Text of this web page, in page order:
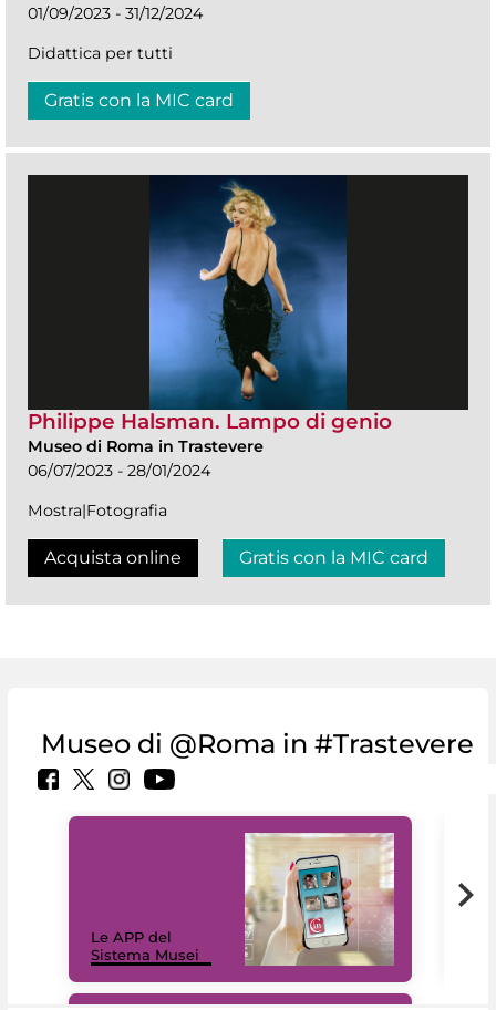
01/09/2023 - 31/12/2024
Didattica per tutti
Gratis con la MIC card
Philippe Halsman. Lampo di genio
Museo di Roma in Trastevere
06/07/2023 - 28/01/2024
Mostra|Fotografia
Acquista online Gratis con la MIC card
Museo di @Roma in #Trastevere
Le APP del
Sistema Musei